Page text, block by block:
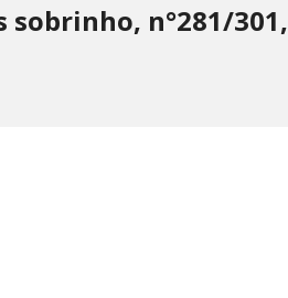
sobrinho, n°281/301,